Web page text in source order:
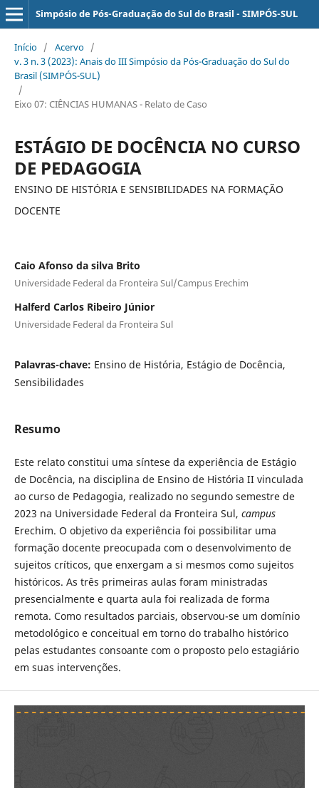
Simpósio de Pós-Graduação do Sul do Brasil - SIMPÓS-SUL
Início / Acervo /
v. 3 n. 3 (2023): Anais do III Simpósio da Pós-Graduação do Sul do
Brasil (SIMPÓS-SUL)
/
Eixo 07: CIÊNCIAS HUMANAS - Relato de Caso
ESTÁGIO DE DOCÊNCIA NO CURSO
DE PEDAGOGIA
ENSINO DE HISTÓRIA E SENSIBILIDADES NA FORMAÇÃO
DOCENTE
Caio Afonso da silva Brito
Universidade Federal da Fronteira Sul/Campus Erechim
Halferd Carlos Ribeiro Júnior
Universidade Federal da Fronteira Sul
Palavras-chave: Ensino de História, Estágio de Docência,
Sensibilidades
Resumo
Este relato constitui uma síntese da experiência de Estágio
de Docência, na disciplina de Ensino de História II vinculada
ao curso de Pedagogia, realizado no segundo semestre de
2023 na Universidade Federal da Fronteira Sul, campus
Erechim. O objetivo da experiência foi possibilitar uma
formação docente preocupada com o desenvolvimento de
sujeitos críticos, que enxergam a si mesmos como sujeitos
históricos. As três primeiras aulas foram ministradas
presencialmente e quarta aula foi realizada de forma
remota. Como resultados parciais, observou-se um domínio
metodológico e conceitual em torno do trabalho histórico
pelas estudantes consoante com o proposto pelo estagiário
em suas intervenções.